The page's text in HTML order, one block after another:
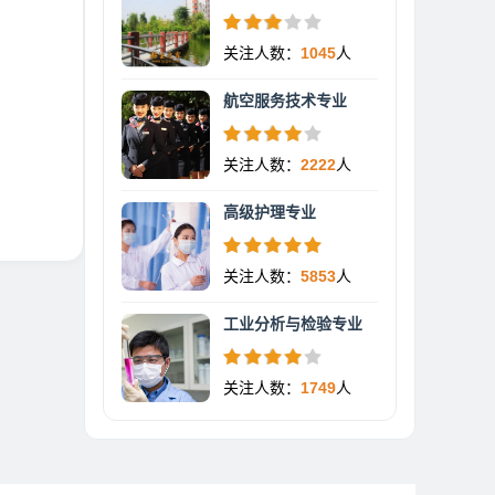
关注人数： 1045人
航空服务技术专业
关注人数： 2222人
高级护理专业
关注人数： 5853人
工业分析与检验专业
关注人数： 1749人